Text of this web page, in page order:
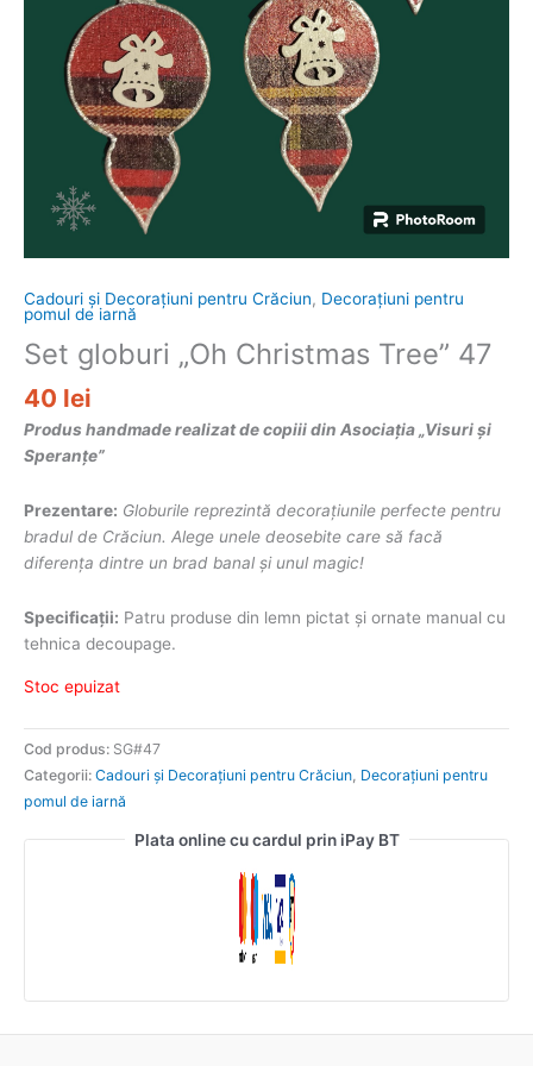
Cadouri și Decorațiuni pentru Crăciun, Decorațiuni pentru
pomul de iarnă
Set globuri „Oh Christmas Tree” 47
40 lei
Produs handmade realizat de copiii din Asociația „Visuri și
Speranțe”
Prezentare: Globurile reprezintă decorațiunile perfecte pentru
bradul de Crăciun. Alege unele deosebite care să facă
diferența dintre un brad banal și unul magic!
Specificații: Patru produse din lemn pictat și ornate manual cu
tehnica decoupage.
Stoc epuizat
Cod produs: SG#47
Categorii: Cadouri și Decorațiuni pentru Crăciun Decorațiuni pentru
pomul de iarnă
Plata online cu cardul prin iPay BT